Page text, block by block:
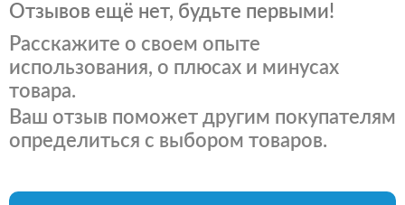
Отзывов ещё нет, будьте первыми!
Расскажите о своем опыте
использования, о плюсах и минусах
товара.
Ваш отзыв поможет другим покупателям
определиться с выбором товаров.